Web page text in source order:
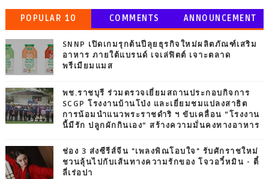
POPULAR 10 COMMENTS ANNOUNCEMENT
SNNP เปิดเกมรุกต้นปีลุยธุรกิจใหม่ผลิตภัณฑ์เสริม
อาหาร ภายใต้แบรนด์ เจเล่ฟิตต์ เจาะตลาด
พรีเมียมแมส
พช.ราชบุรี ร่วมตรวจเยี่ยมสถานประกอบกิจการ
SCGP โรงงานบ้านโป่ง และเยี่ยมชมแปลงสาธิต
การน้อมนำแนวพระราชดำริ ฯ ขับเคลื่อน “โรงงาน
นี้มีรัก ปลูกผักกินเอง” สร้างความมั่นคงทางอาหาร
ช่อง 3 ส่งซีรีส์จีน "เพลงพิณโอบใจ" รับศักราชใหม่
ชวนลุ้นไปกับเส้นทางความรักของ โจวอวี๋หมิน - ตี๋
ลี่เร่อปา